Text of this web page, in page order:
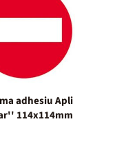
adhesiu Apli
114x114mm